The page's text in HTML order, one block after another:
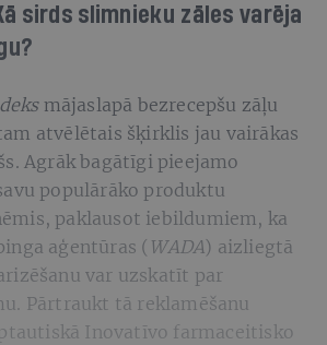
sirds slimnieku zāles varēja
mājaslapā bezrecepšu zāļu
atvēlētais šķirklis jau vairākas
Agrāk bagātīgi pieejamo
populārāko produktu
paklausot iebildumiem, ka
aģentūras ( WADA) aizliegtā
var uzskatīt par
Pārtraukt tā reklamēšanu
Inovatīvo farmaceitisko